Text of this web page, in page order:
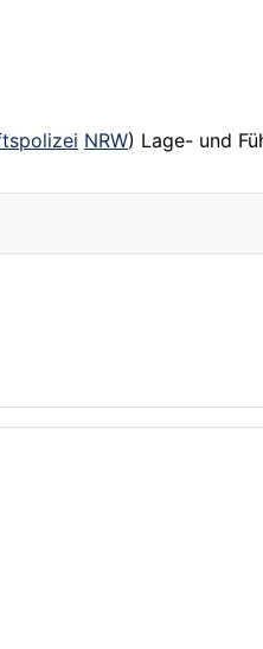
NRW) Lage- und